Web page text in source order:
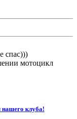
спас)))
мотоцикл
клуба!